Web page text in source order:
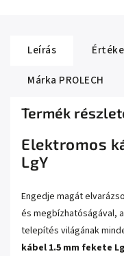
Leírás
Márka PROLECH
Termék
Elektromos
LgY
Engedje magát
és megbízhatóságával,
telepítés világának
kábel 1.5 mm fekete